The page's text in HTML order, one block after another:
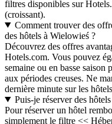
filtres disponibles sur
(croissant).
Comment trouver des
des hôtels à Wielowieś ?
Découvrez des offres
Hotels.com. Vous pouvez
semaine ou en basse saison
aux périodes creuses. Ne
dernière minute sur les
Puis-je réserver des
Pour réserver un hôtel
simplement le filtre <<